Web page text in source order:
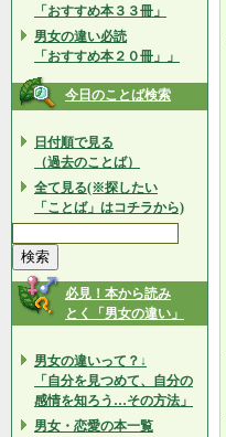
「おすすめ本３３冊」
男女の違い必読
「おすすめ本２０冊」」
今日のことば検索
日付順で見る
（過去のことば）
全て見る(※探したい
「ことば」はコチラから)
必見！本から読み
とく「男女の違い」
男女の違いって？↓
「自分を見つめて、自分の
感情を知ろう…その方法」
男女・恋愛の本一覧